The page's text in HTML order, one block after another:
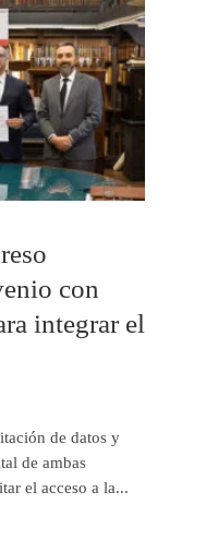
con
integrar el
de datos y
de ambas
el acceso a la...